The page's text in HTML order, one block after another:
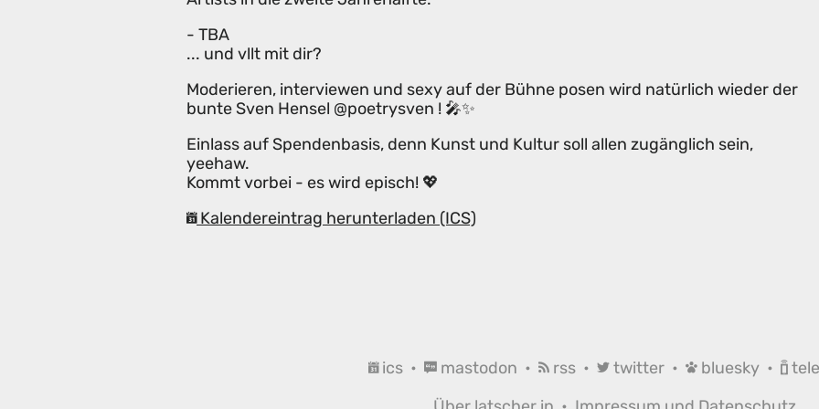
- TBA
... und vllt mit dir?
Moderieren, interviewen und sexy auf der Bühne posen wird natürlich wieder der
bunte Sven Hensel @poetrysven ! 🎤✨
Einlass auf Spendenbasis, denn Kunst und Kultur soll allen zugänglich sein,
yeehaw.
Kommt vorbei - es wird episch! 💖
Kalendereintrag herunterladen (ICS)
ics • mastodon • rss • twitter • bluesky •